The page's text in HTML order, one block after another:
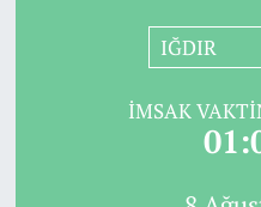
IĞDIR
İMSAK